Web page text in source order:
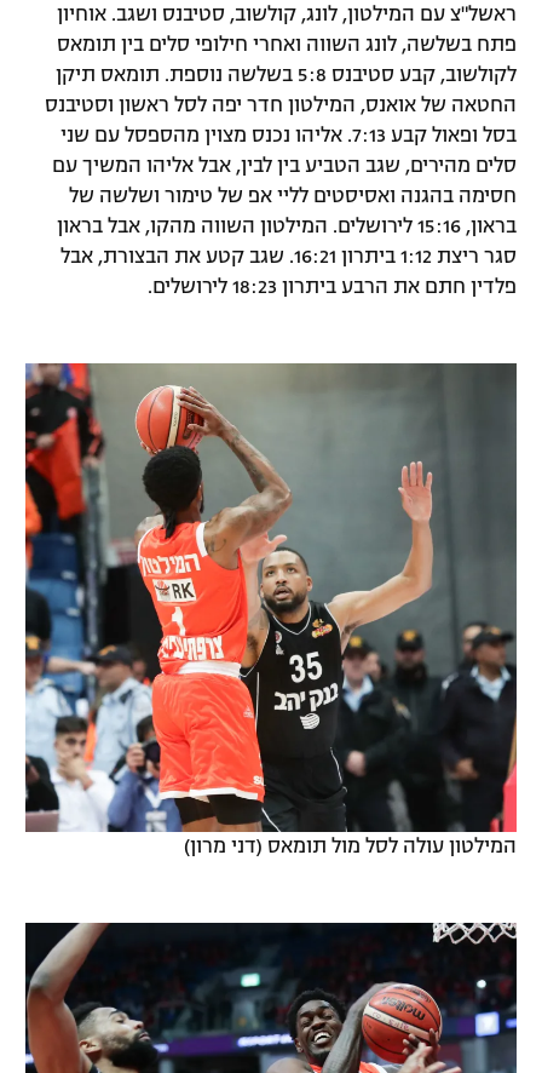
ראשל"צ עם המילטון, לונג, קולשוב, סטיבנס ושגב. אוחיון
פתח בשלשה, לונג השווה ואחרי חילופי סלים בין תומאס
לקולשוב, קבע סטיבנס 5:8 בשלשה נוספת. תומאס תיקן
החטאה של אואנס, המילטון חדר יפה לסל ראשון וסטיבנס
בסל ופאול קבע 7:13. אליהו נכנס מצוין מהספסל עם שני
סלים מהירים, שגב הטביע בין לבין, אבל אליהו המשיך עם
חסימה בהגנה ואסיסטים לליי אפ של טימור ושלשה של
בראון, 15:16 לירושלים. המילטון השווה מהקו, אבל בראון
סגר ריצת 1:12 ביתרון 16:21. שגב קטע את הבצורת, אבל
פלדין חתם את הרבע ביתרון 18:23 לירושלים.
המילטון עולה לסל מול תומאס (דני מרון)